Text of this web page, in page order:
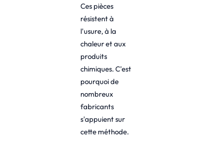
Ces pièces
résistent à
l'usure, à la
chaleur et aux
produits
chimiques. C'est
pourquoi de
nombreux
fabricants
s'appuient sur
cette méthode.